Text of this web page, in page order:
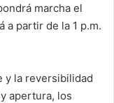
marcha el
a partir de la 1 p.m.
y la reversibilidad
apertura, los